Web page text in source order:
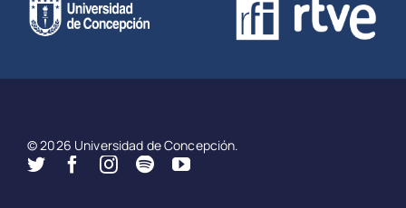
© 2026 Universidad de Concepción.